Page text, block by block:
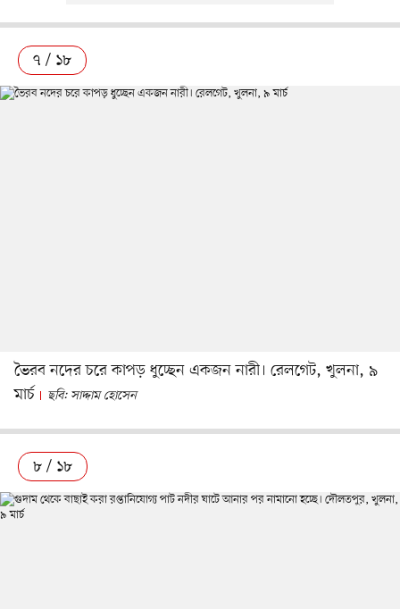
৭ / ১৮
ভৈরব নদের চরে কাপড় ধুচ্ছেন একজন নারী। রেলগেট, খুলনা, ৯
মার্চ
ছবি: সাদ্দাম হোসেন
৮ / ১৮